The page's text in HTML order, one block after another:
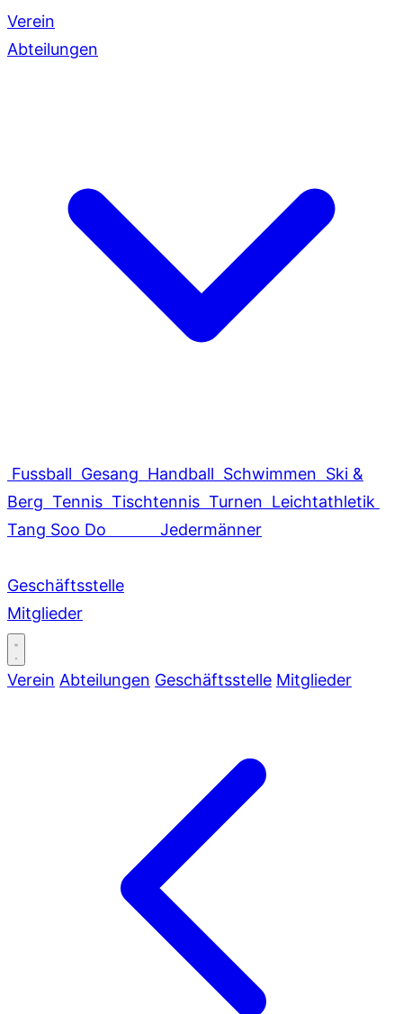
Verein
Abteilungen
Fussball Gesang Handball Schwimmen Ski &
Berg Tennis Tischtennis Turnen Leichtathletik
Tang Soo Do
Jedermänner
Geschäftsstelle
Mitglieder
Verein Abteilungen Geschäftsstelle Mitglieder